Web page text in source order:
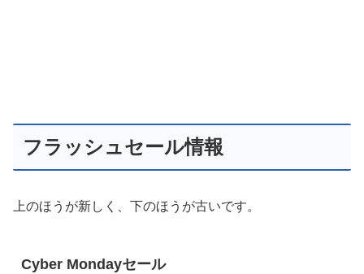
フラッシュセール情報
上のほうが新しく、下のほうが古いです。
Cyber Mondayセール